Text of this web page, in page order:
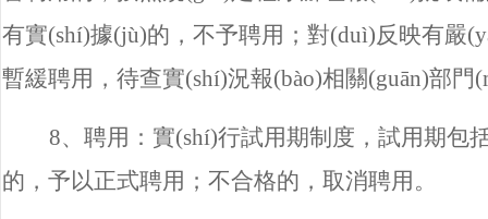
有實(shí)據(jù)的，不予聘用；對(duì)反映有嚴
暫緩聘用，待查實(shí)況報(bào)相關(guān)部門
8、聘用：實(shí)行試用期制度，試用期
的，予以正式聘用；不合格的，取消聘用。